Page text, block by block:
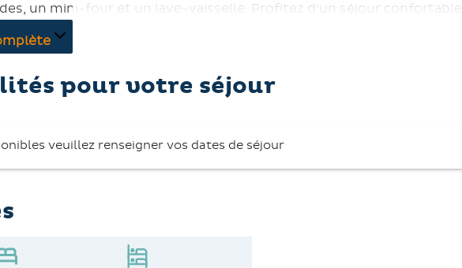
un mini-four et un lave-vaisselle. Profitez d'un séjour confortable
fait à partir de 16h à la Centrale de Réservation de St François
500€ est demandée et les animaux sont acceptés (avec une caution
La location de draps et de kits de toilette est disponible, le service de
pour votre séjour
veuillez renseigner vos dates de séjour